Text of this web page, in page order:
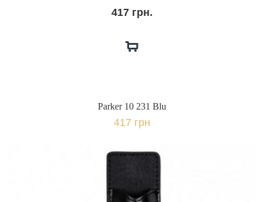
417 грн.
Parker 10 231 Blu
417 грн